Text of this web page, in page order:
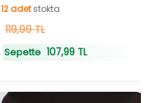
12adetstokta
12adetstokta
119,99 TL
Sepette 107,99 TL